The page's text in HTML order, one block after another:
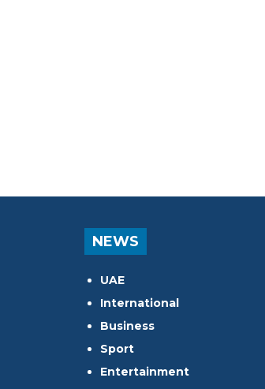
NEWS
UAE
International
Business
Sport
Entertainment